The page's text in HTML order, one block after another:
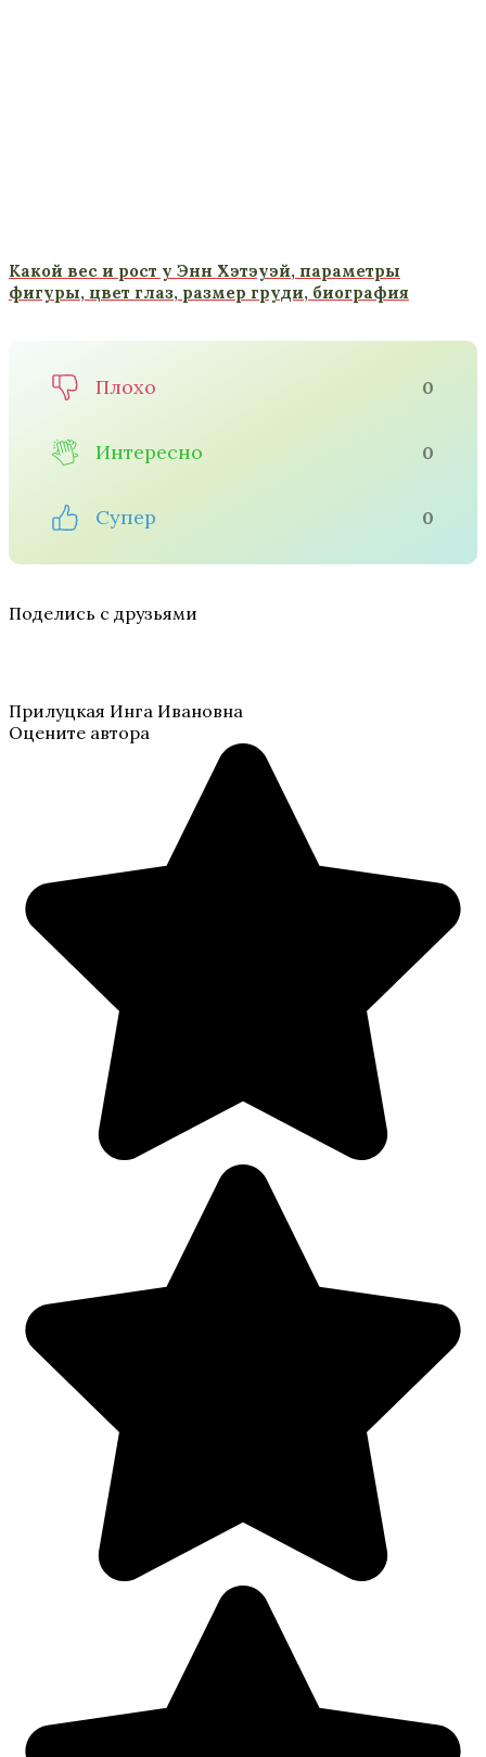
Какой вес и рост у Энн Хэтэуэй, параметры
фигуры, цвет глаз, размер груди, биография
Плохо 0
Интересно 0
Супер 0
Поделись с друзьями
Прилуцкая Инга Ивановна
Оцените автора